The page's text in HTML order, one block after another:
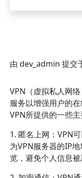
由 dev_admin 提交
VPN（虚拟私人网
服务以增强用户的
VPN所提供的一些主
1. 匿名上网：VPN
为VPN服务器的IP
览，避免个人信息被